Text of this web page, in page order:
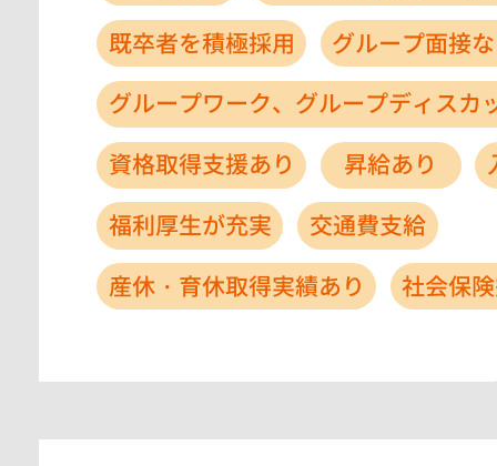
既卒者を積極採用
グループ面接
グループワーク、グループディスカ
資格取得支援あり
昇給あり
福利厚生が充実
交通費支給
産休・育休取得実績あり
社会保